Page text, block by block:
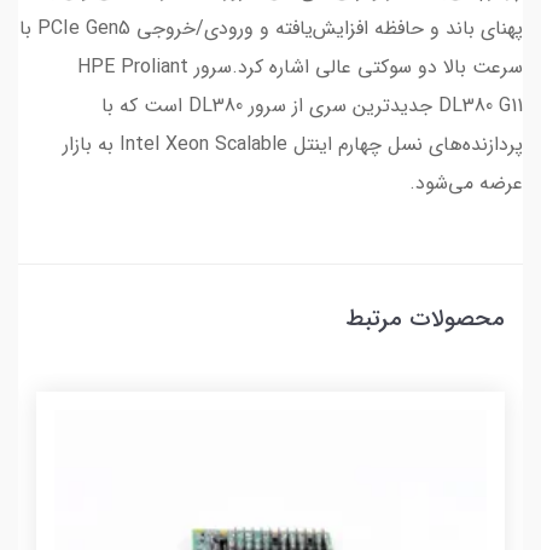
پهنای باند و حافظه افزایش‌یافته و ورودی/خروجی PCIe Gen5 با
سرعت بالا دو سوکتی عالی اشاره کرد.سرور HPE Proliant
DL380 G11 جدیدترین سری از سرور DL380 است که با
پردازنده‌های نسل چهارم اینتل Intel Xeon Scalable به بازار
عرضه می‌شود.
محصولات مرتبط